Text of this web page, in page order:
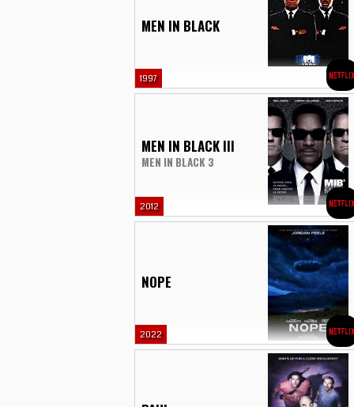
MEN IN BLACK
1997
MEN IN BLACK III
MEN IN BLACK 3
2012
NOPE
2022